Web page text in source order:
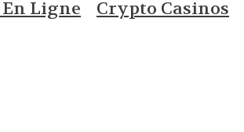
Ligne Crypto Casinos